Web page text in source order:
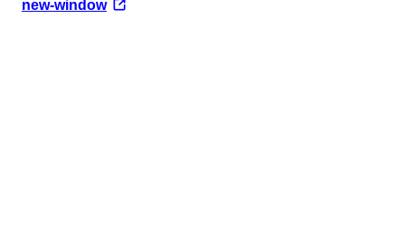
new-window